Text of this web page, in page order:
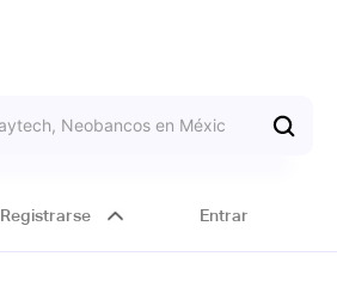
Registrarse Entrar